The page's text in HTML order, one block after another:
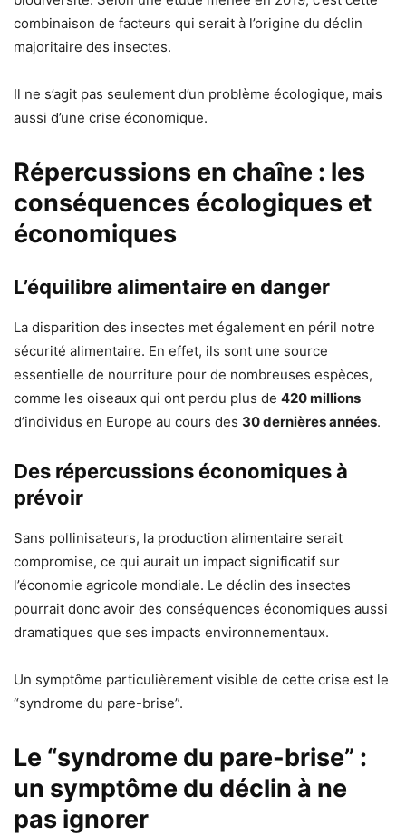
combinaison de facteurs qui serait à l’origine du déclin
majoritaire des insectes.
Il ne s’agit pas seulement d’un problème écologique, mais
aussi d’une crise économique.
Répercussions en chaîne : les
conséquences écologiques et
économiques
L’équilibre alimentaire en danger
La disparition des insectes met également en péril notre
sécurité alimentaire. En effet, ils sont une source
essentielle de nourriture pour de nombreuses espèces,
comme les oiseaux qui ont perdu plus de 420 millions
d’individus en Europe au cours des 30 dernières années.
Des répercussions économiques à
prévoir
Sans pollinisateurs, la production alimentaire serait
compromise, ce qui aurait un impact significatif sur
l’économie agricole mondiale. Le déclin des insectes
pourrait donc avoir des conséquences économiques aussi
dramatiques que ses impacts environnementaux.
Un symptôme particulièrement visible de cette crise est le
“syndrome du pare-brise”.
Le “syndrome du pare-brise” :
un symptôme du déclin à ne
pas ignorer